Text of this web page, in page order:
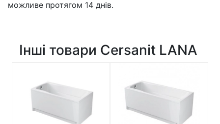
можливе протягом 14 днів.
Інші товари Cersanit LANA